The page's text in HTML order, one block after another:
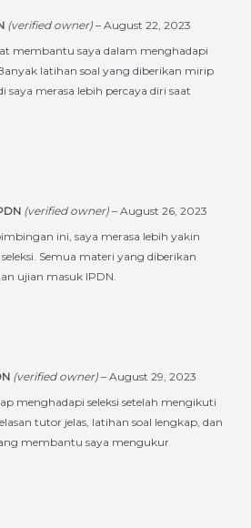
(verified owner) – August 22, 2023
membantu saya dalam menghadapi
latihan soal yang diberikan mirip
saya merasa lebih percaya diri saat
(verified owner) – August 26, 2023
ini, saya merasa lebih yakin
Semua materi yang diberikan
ujian masuk IPDN.
(verified owner) – August 29, 2023
menghadapi seleksi setelah mengikuti
tutor jelas, latihan soal lengkap, dan
membantu saya mengukur